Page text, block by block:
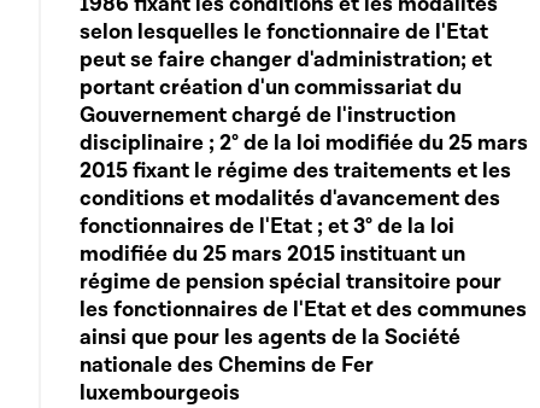
selon lesquelles le fonctionnaire de l'Etat
peut se faire changer d'administration; et
portant création d'un commissariat du
Gouvernement chargé de l'instruction
disciplinaire ; 2° de la loi modifiée du 25 mars
2015 fixant le régime des traitements et les
conditions et modalités d'avancement des
fonctionnaires de l'Etat ; et 3° de la loi
modifiée du 25 mars 2015 instituant un
régime de pension spécial transitoire pour
les fonctionnaires de l'Etat et des communes
ainsi que pour les agents de la Société
nationale des Chemins de Fer
luxembourgeois